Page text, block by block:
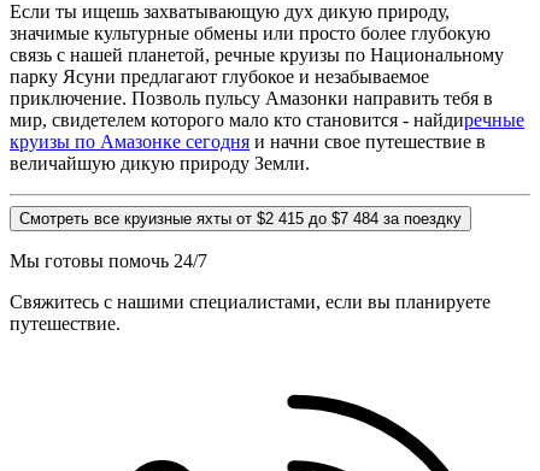
Если ты ищешь захватывающую дух дикую природу,
значимые культурные обмены или просто более глубокую
связь с нашей планетой, речные круизы по Национальному
парку Ясуни предлагают глубокое и незабываемое
приключение. Позволь пульсу Амазонки направить тебя в
мир, свидетелем которого мало кто становится - найдиречные
круизы по Амазонке сегодня и начни свое путешествие в
величайшую дикую природу Земли.
Смотреть все круизные яхты от $2 415 до $7 484 за поездку
Мы готовы помочь 24/7
Свяжитесь с нашими специалистами, если вы планируете
путешествие.